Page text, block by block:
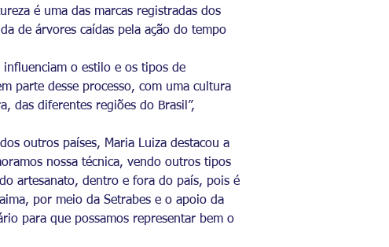
é uma das marcas registradas dos
de árvores caídas pela ação do tempo
influenciam o estilo e os tipos de
parte desse processo, com uma cultura
das diferentes regiões do Brasil”,
outros países, Maria Luiza destacou a
nossa técnica, vendo outros tipos
artesanato, dentro e fora do país, pois é
por meio da Setrabes e o apoio da
para que possamos representar bem o